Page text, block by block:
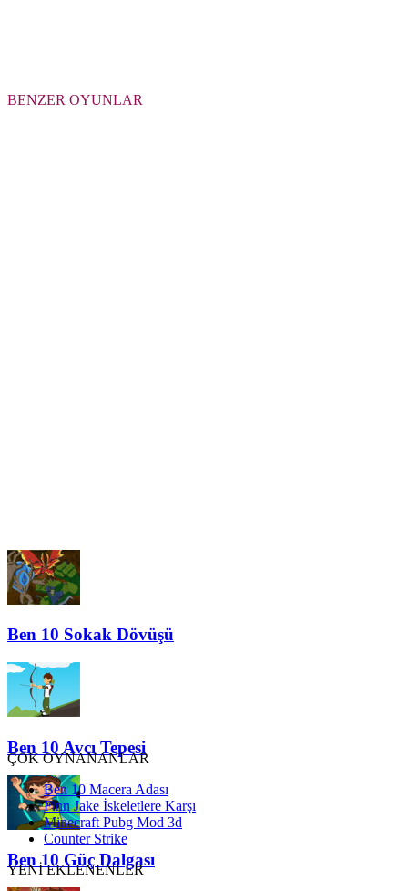
BENZER OYUNLAR
Ben 10 Sokak Dövüşü
Ben 10 Avcı Tepesi
Ben 10 Güç Dalgası
ÇOK OYNANANLAR
Ben 10 Macera Adası
Finn Jake İskeletlere Karşı
Minecraft Pubg Mod 3d
Counter Strike
YENİ EKLENENLER